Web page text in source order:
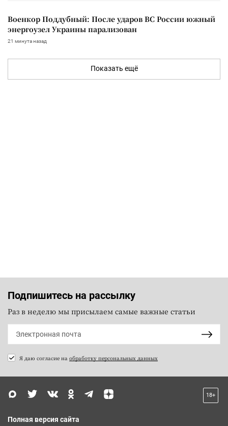
Военкор Поддубный: После ударов ВС России южный
энергоузел Украины парализован
21 минута назад
Показать ещё
Подпишитесь на рассылку
Раз в неделю мы присылаем самые важные статьи
Я даю согласие на обработку персональных данных
18+
Полная версия сайта